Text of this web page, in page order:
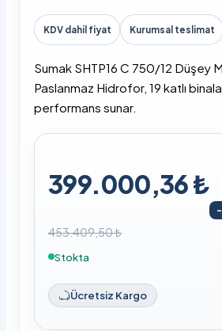
KDV dahil fiyat Kurumsal teslimat
Sumak SHTP16 C 750/12 Düşey
Paslanmaz Hidrofor, 19 katlı
performans sunar.
399.000,36 ₺
453.409,50 ₺
Stokta
Ücretsiz Kargo